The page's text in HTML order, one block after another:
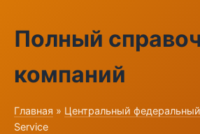
Полный
компаний
Главная » Центральный
Service